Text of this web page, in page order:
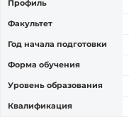
Профиль
Факультет
Год начала подготовки
Форма обучения
Уровень образования
Квалификация